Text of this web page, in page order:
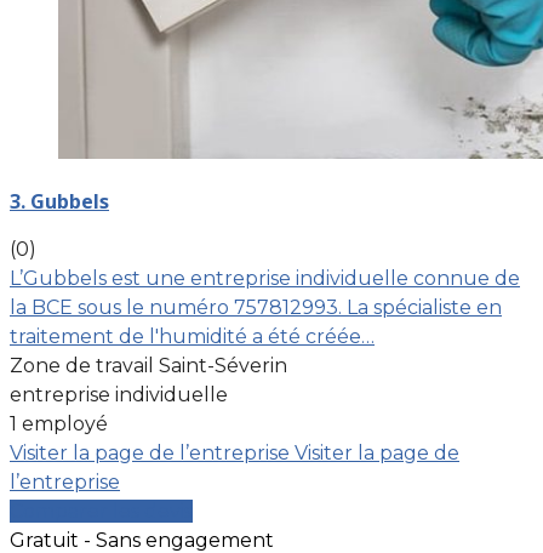
3. Gubbels
(0)
L’Gubbels est une entreprise individuelle connue de
la BCE sous le numéro 757812993. La spécialiste en
traitement de l'humidité a été créée…
Zone de travail Saint-Séverin
entreprise individuelle
1 employé
Visiter la page de l’entreprise Visiter la page de
l’entreprise
Gratuit - Sans engagement